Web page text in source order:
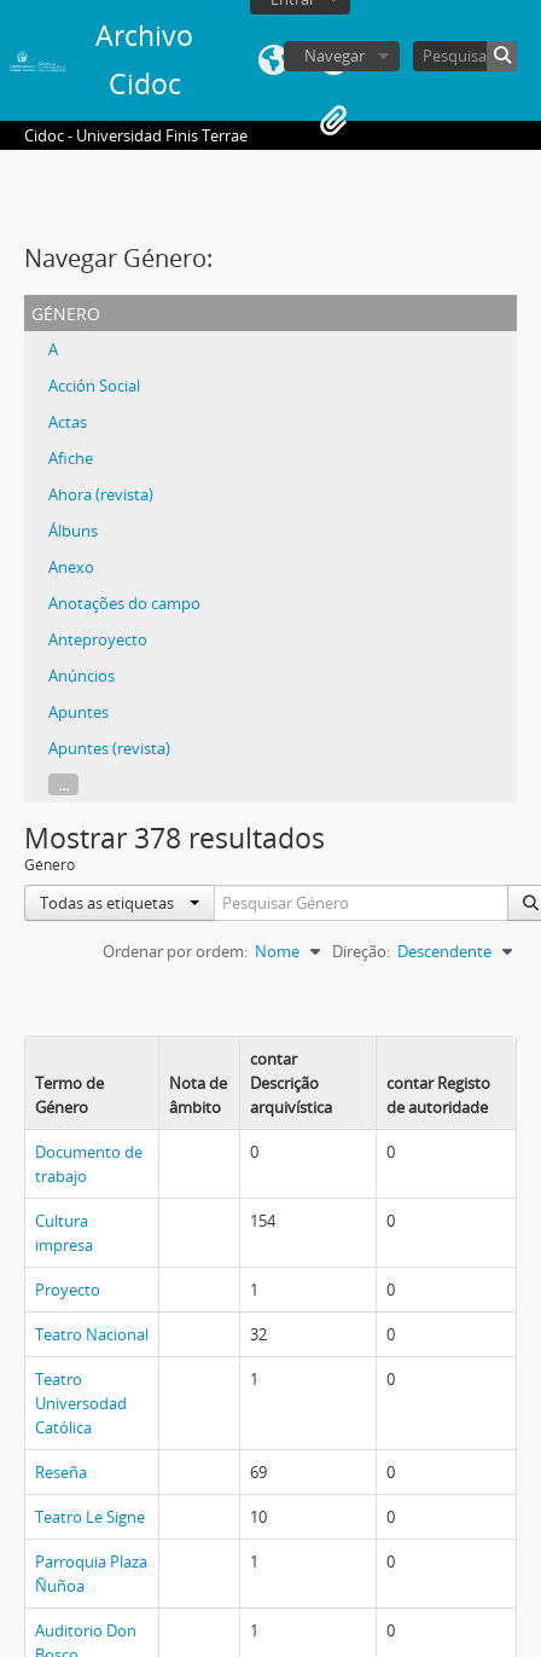
Archivo
Cidoc
Navegar
Cidoc - Universidad Finis Terrae
Navegar Género:
género
A
Acción Social
Actas
Afiche
Ahora (revista)
Álbuns
Anexo
Anotações do campo
Anteproyecto
Anúncios
Apuntes
Apuntes (revista)
...
Mostrar 378 resultados
Género
Todas as etiquetas
Ordenar por ordem: Nome Direção: Descendente
Termo de
Género
Nota de
âmbito
contar
Descrição
arquivística
contar Registo
de autoridade
Documento de
trabajo
0 0
Cultura
impresa
154 0
Proyecto 1 0
Teatro Nacional 32 0
Teatro
Universodad
Católica
1 0
Reseña 69 0
Teatro Le Signe 10 0
Parroquia Plaza
Ñuñoa
1 0
Auditorio Don
1 0